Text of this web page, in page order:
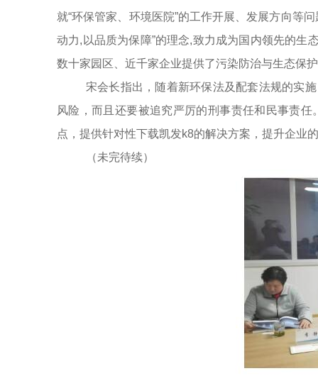
就“环保管家、环境医院”的工作开展、发展方向等
动力,以品质为保障”的理念,致力成为国内领先的生
数十家园区、近千家企业提供了污染防治与生态保护
宋会长指出，随着新环保法及配套法规的实
风险，而且还要被追究严厉的刑事责任和民事责
点，提供针对性下载凯发k8的解决方案，提升企业
（未完待续）